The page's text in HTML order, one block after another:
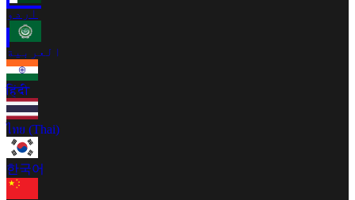
اردو
العربية
हिंदी
ไทย (Thai)
한국어